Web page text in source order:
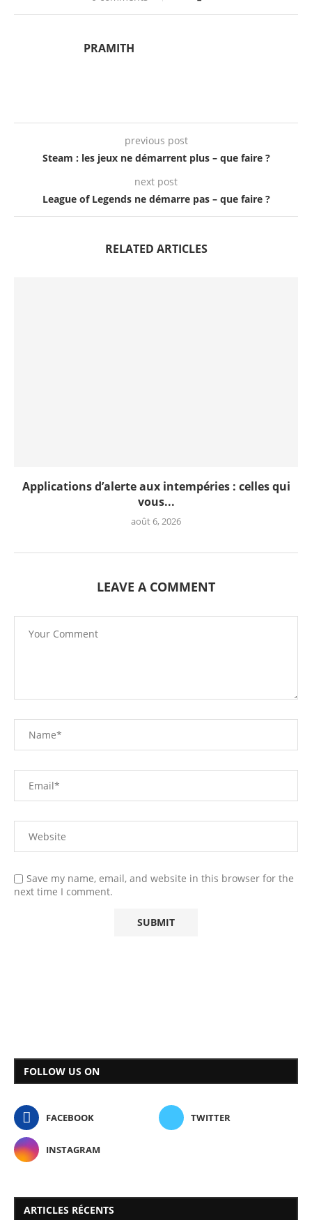
PRAMITH
previous post
Steam : les jeux ne démarrent plus – que faire ?
next post
League of Legends ne démarre pas – que faire ?
RELATED ARTICLES
Applications d’alerte aux intempéries : celles qui
vous...
août 6, 2026
LEAVE A COMMENT
Save my name, email, and website in this browser for the
next time I comment.
FOLLOW US ON
FACEBOOK TWITTER
INSTAGRAM
ARTICLES RÉCENTS